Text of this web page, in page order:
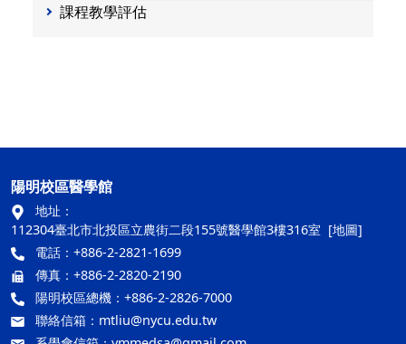
課程教學評估
陽明校區醫學館
地址：
112304臺北市北投區立農街二段155號醫學館3樓316室 [地圖]
電話：+886-2-2821-1699
傳真：+886-2-2820-2190
陽明校區總機：+886-2-2826-7000
聯絡信箱： mtliu@nycu.edu.tw